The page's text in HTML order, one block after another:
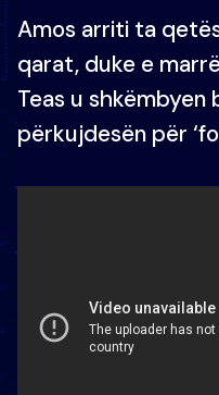
Amos arriti ta
qarat, duke e
Teas u
përkujdesën për